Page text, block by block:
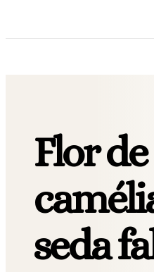
Flor de
seda